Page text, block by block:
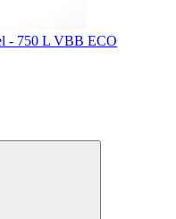
- 750 L VBB ECO